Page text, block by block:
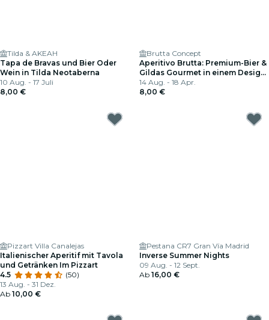
Tilda & AKEAH
Tapa de Bravas und Bier Oder
Wein in Tilda Neotaberna
10 Aug. - 17 Juli
8,00 €
Brutta Concept
Aperitivo Brutta: Premium-Bier &
Gildas Gourmet in einem Design-
Space
14 Aug. - 18 Apr.
8,00 €
Pizzart Villa Canalejas
Italienischer Aperitif mit Tavola
und Getränken Im Pizzart
4.5
(50)
13 Aug. - 31 Dez.
Ab 10,00 €
Pestana CR7 Gran Vía Madrid
Inverse Summer Nights
09 Aug. - 12 Sept.
Ab 16,00 €